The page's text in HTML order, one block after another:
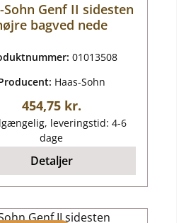
Sohn Genf II sidesten
bagved nede
01013508
Haas-Sohn
Almindelig pris:
454,75 kr.
leveringstid: 4-6
dage
Detaljer